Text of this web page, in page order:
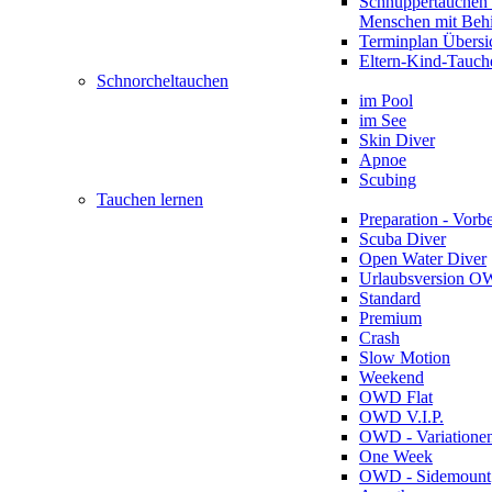
Menschen mit
Terminplan
Eltern-Kind-
Schnorcheltauchen
im Pool
im See
Skin Diver
Apnoe
Scubing
Tauchen lernen
Preparation -
Scuba Diver
Open Water Diver
Urlaubsversion
Standard
Premium
Crash
Slow Motion
Weekend
OWD Flat
OWD V.I.P.
OWD -
One Week
OWD - Sidemount